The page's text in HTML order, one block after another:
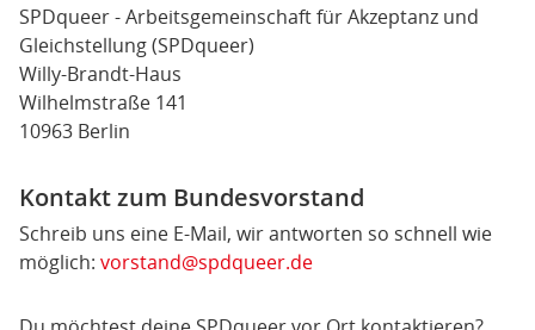
SPDqueer - Arbeitsgemeinschaft für Akzeptanz und
Gleichstellung (SPDqueer)
Willy-Brandt-Haus
Wilhelmstraße 141
10963 Berlin
Kontakt zum Bundesvorstand
Schreib uns eine E-Mail, wir antworten so schnell wie
möglich: vorstand@spdqueer.de